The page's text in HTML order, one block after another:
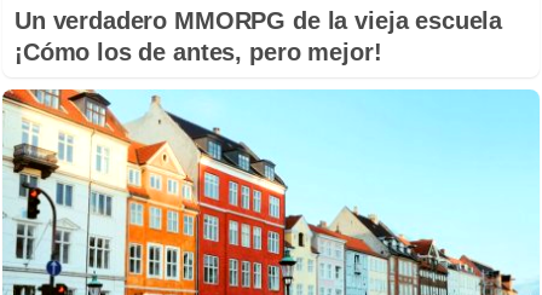
Un verdadero MMORPG de la vieja escuela
¡Cómo los de antes, pero mejor!